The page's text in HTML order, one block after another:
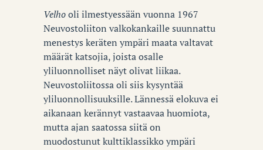
Velhooli ilmestyessään vuonna 1967
Neuvostoliiton valkokankaille suunnattu
menestys keräten ympäri maata valtavat
määrät katsojia, joista osalle
yliluonnolliset näyt olivat liikaa.
Neuvostoliitossa oli siis kysyntää
yliluonnollisuuksille. Lännessä elokuva ei
aikanaan kerännyt vastaavaa huomiota,
mutta ajan saatossa siitä on
muodostunut kulttiklassikko ympäri